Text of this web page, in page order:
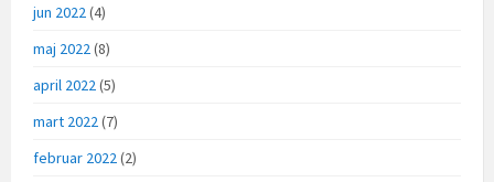
jun 2022(4)
maj 2022(8)
april 2022(5)
mart 2022(7)
februar 2022(2)